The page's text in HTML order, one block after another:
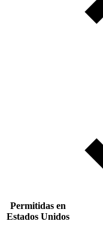
Permitidas en
Estados Unidos